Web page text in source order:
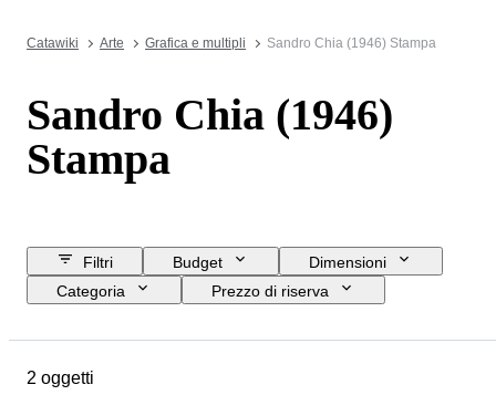
Catawiki Arte Grafica e multipli Sandro Chia (1946) Stampa
Sandro Chia (1946)
Stampa
Filtri Budget
Dimensioni
Categoria
Prezzo di riserva
Condizioni
2 oggetti